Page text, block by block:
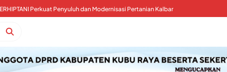
Perkuat Penyuluh dan Modernisasi Pertanian Kalbar